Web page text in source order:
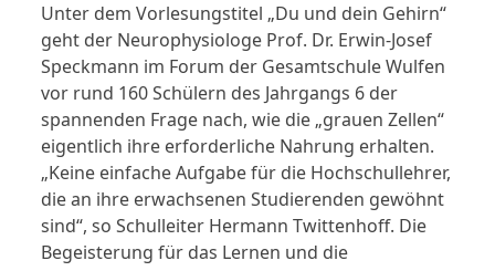
Unter dem Vorlesungstitel „Du und dein Gehirn“
geht der Neurophysiologe Prof. Dr. Erwin-Josef
Speck­mann im Forum der Gesamtschule Wulfen
vor rund 160 Schülern des Jahrgangs 6 der
spannenden Frage nach, wie die „grauen Zellen“
eigentlich ihre erforderliche Nahrung erhalten.
„Keine einfache Aufgabe für die Hochschullehrer,
die an ihre erwachsenen Studierenden gewöhnt
sind“, so Schulleiter Hermann Twittenhoff. Die
Begeisterung für das Lernen und die